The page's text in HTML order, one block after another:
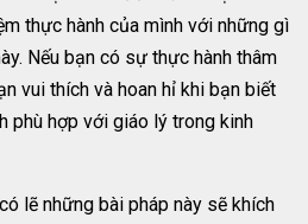
thực hành của mình với những gì
Nếu bạn có sự thực hành thâm
vui thích và hoan hỉ khi bạn biết
phù hợp với giáo lý trong kinh
lẽ những bài pháp này sẽ khích